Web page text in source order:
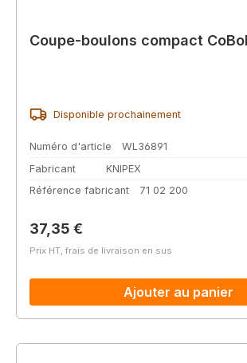
Coupe-boulons compact
Disponible prochainement
Numéro d'article
WL36891
Fabricant
KNIPEX
Référence fabricant
71 02 200
Prix régulier :
37,35 €
Prix HT, frais de livraison en sus
Ajouter au panier